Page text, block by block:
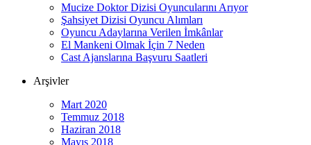
Mucize Doktor Dizisi Oyuncularını Arıyor
Şahsiyet Dizisi Oyuncu Alımları
Oyuncu Adaylarına Verilen İmkânlar
El Mankeni Olmak İçin 7 Neden
Cast Ajanslarına Başvuru Saatleri
Arşivler
Mart 2020
Temmuz 2018
Haziran 2018
Mayıs 2018